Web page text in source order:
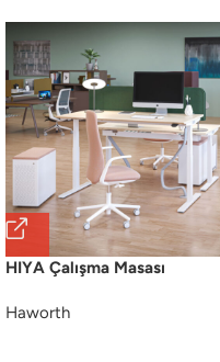
HIYA Çalışma Masası
Haworth